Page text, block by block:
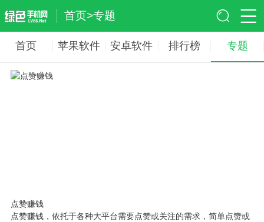
首页>专题
首页 苹果软件 安卓软件 排行榜 专题
点赞赚钱
点赞赚钱，依托于各种大平台需要点赞或关注的需求，简单点赞或